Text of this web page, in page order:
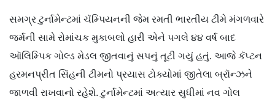
સમગ્ર ટુર્નામેન્ટમાં ચૅમ્પિયનની જેમ રમતી ભારતીય ટીમે મંગળવારે
જર્મની સામે રોમાંચક મુકાબલો હારી એને પગલે ૪૪ વર્ષ બાદ
ઑલિમ્પિક ગોલ્ડ મેડલ જીતવાનું સપનું તૂટી ગયું હતું. આજે કૅપ્ટન
હરમનપ્રીત સિંહની ટીમનો પ્રયાસ ટોક્યોમાં જીતેલા બ્રૉન્ઝને
જાળવી રાખવાનો રહેશે. ટુર્નામેન્ટમાં અત્યાર સુધીમાં નવ ગોલ